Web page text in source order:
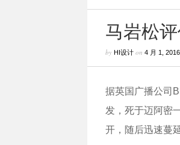
马岩松
by HI设计on 4 月 1, 2016
据英国广播公司
发，死于迈阿密
开，随后迅速蔓